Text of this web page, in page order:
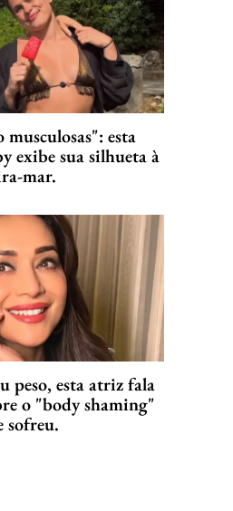
esta
exibe sua silhueta à
mar.
peso, esta atriz fala
o "body shaming"
sofreu.